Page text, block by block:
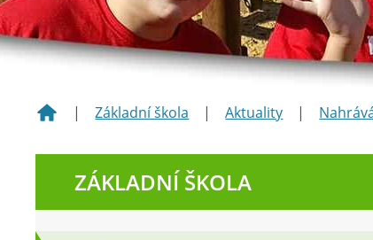
| Základní škola | Aktuality |
ZÁKLADNÍ ŠKOLA